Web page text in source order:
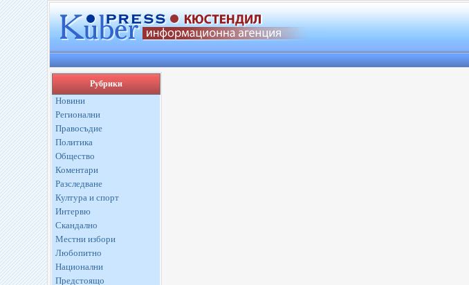
Рубрики
Новини
Регионални
Правосъдие
Политика
Общество
Коментари
Разследване
Култура и спорт
Интервю
Скандално
Местни избори
Любопитно
Национални
Предстоящо